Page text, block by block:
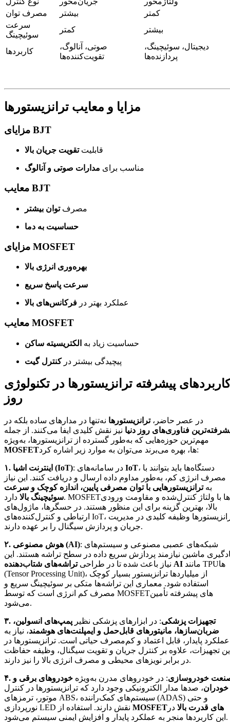
مصرف توان
بیشتر
کمتر
سرعت
سوئیچینگ
کمتر بیشتر
کاربردها
صوتی، آنالوگ،
تقویت‌کننده‌ها
دیجیتال، سوئیچینگ،
پردازنده‌ها
مزایا و معایب ترانزیستورها
مزایای BJT
قابلیتتقویت جریان بالا
مناسب برای مدارات صوتی و آنالوگ
معایب BJT
مصرفتوان بیشتر
حساسیت به دما
مزایای MOSFET
بهره‌وری انرژی بالا
سرعت پاسخ سریع
عملکرد بهتر در فرکانس‌های بالا
معایب MOSFET
حساسیت زیاد به الکتریسیته ساکن
پیچیدگی بیشتر درکنترل گیت
کاربردهای پیشرفته ترانزیستورها در تکنولوژی
روز
در عصر حاضر،ترانزیستورها نه‌تنها در مدارهای ساده بلکه در
فناوری‌های روز دنیا نیز نقش کلیدی ایفا می‌کنند. از جمله
مهم‌ترین حوزه‌هایی که به‌طور گسترده از ترانزیستورها، به‌ویژه
MOSFET
ها، بهره می‌برند می‌توان به موارد زیر اشاره کرد:
۱. اینترنت اشیا (IoT) IoT، دستگاه‌ها باید بتوانند با
مصرف انرژی کم، به‌طور مداوم داده ارسال و دریافت کنند. این نیاز
بهترانزیستورهایی با توان مصرفی پایین، اندازه کوچک و سرعت
سوئیچینگ بالا دارد. MOSFETها با ولتاژ کنترل‌شده و مقاومت ورودی
بالا، بهترین گزینه برای این منظور هستند. در حسگرها، ماژول‌های
ارتباطی و کنترل‌کننده‌های IoT، ترانزیستورها وظیفه کلیدی در مدیریت
جریان و پردازش سیگنال را بر عهده دارند.
۲. هوش مصنوعی (AI): شبکه‌های عصبی مصنوعی و سیستم‌های
ماشین نیازمند پردازش سریع داده در سطح تراشه هستند. این
نیاز باعث شده تا در طراحی تراشه‌های شتاب‌دهنده AI
(Tensor Processing Unit)، از میلیاردها ترانزیستور بسیار کوچک
استفاده شود. معماری این تراشه‌ها متکی بر سوئیچینگ سریع و
مصرف کم انرژی است که توسط MOSFETهای پیشرفته تأمین
می‌شود.
۳. تجهیزات پزشکی: در ابزارهای پزشکی نظیر پمپ‌های انسولین،
ضربان‌سازها، مانیتورهای قابل‌حمل و ایمپلنت‌های هوشمند، نیاز به
عملکرد پایدار، قابل اعتماد و کم‌مصرف حیاتی است. ترانزیستورها در
تجهیزات، علاوه بر کنترل جریان و تقویت سیگنال، وظیفه حفاظت
در برابر نویزهای محیطی و مصرف انرژی بالا را نیز دارند.
صنعت خودروسازی: در خودروهای مدرن به‌ویژه خودروهای برقی و
خودران، صدها مدار الکترونیکی وجود دارد که ترانزیستورها در کنترل
موتور، ترمزهای ABS، سیستم‌های کمک‌راننده (ADAS) و حتی
MOSFETهای قدرت بالا در
این کاربردها منجر به عملکرد پایدار و افزایش ایمنی سیستم می‌شود.